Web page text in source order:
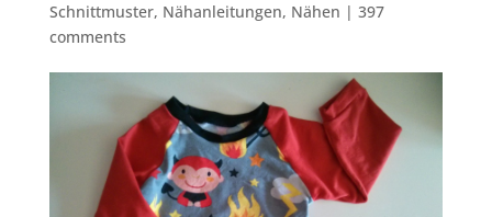
Schnittmuster, Nähanleitungen, Nähen | 397
comments